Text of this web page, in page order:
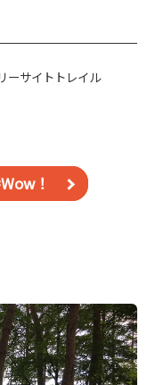
ーサイトトレイル
！